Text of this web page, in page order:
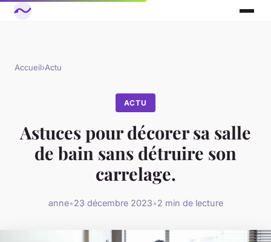
Accueil›Actu
ACTU
Astuces pour décorer sa salle
de bain sans détruire son
carrelage.
anne•23 décembre 2023•2 min de lecture